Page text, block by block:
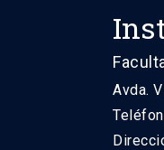
Avda.